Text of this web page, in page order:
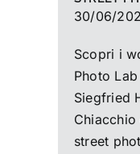
30/06/
Scopri i
Photo
Siegfried
Chiacchio
street